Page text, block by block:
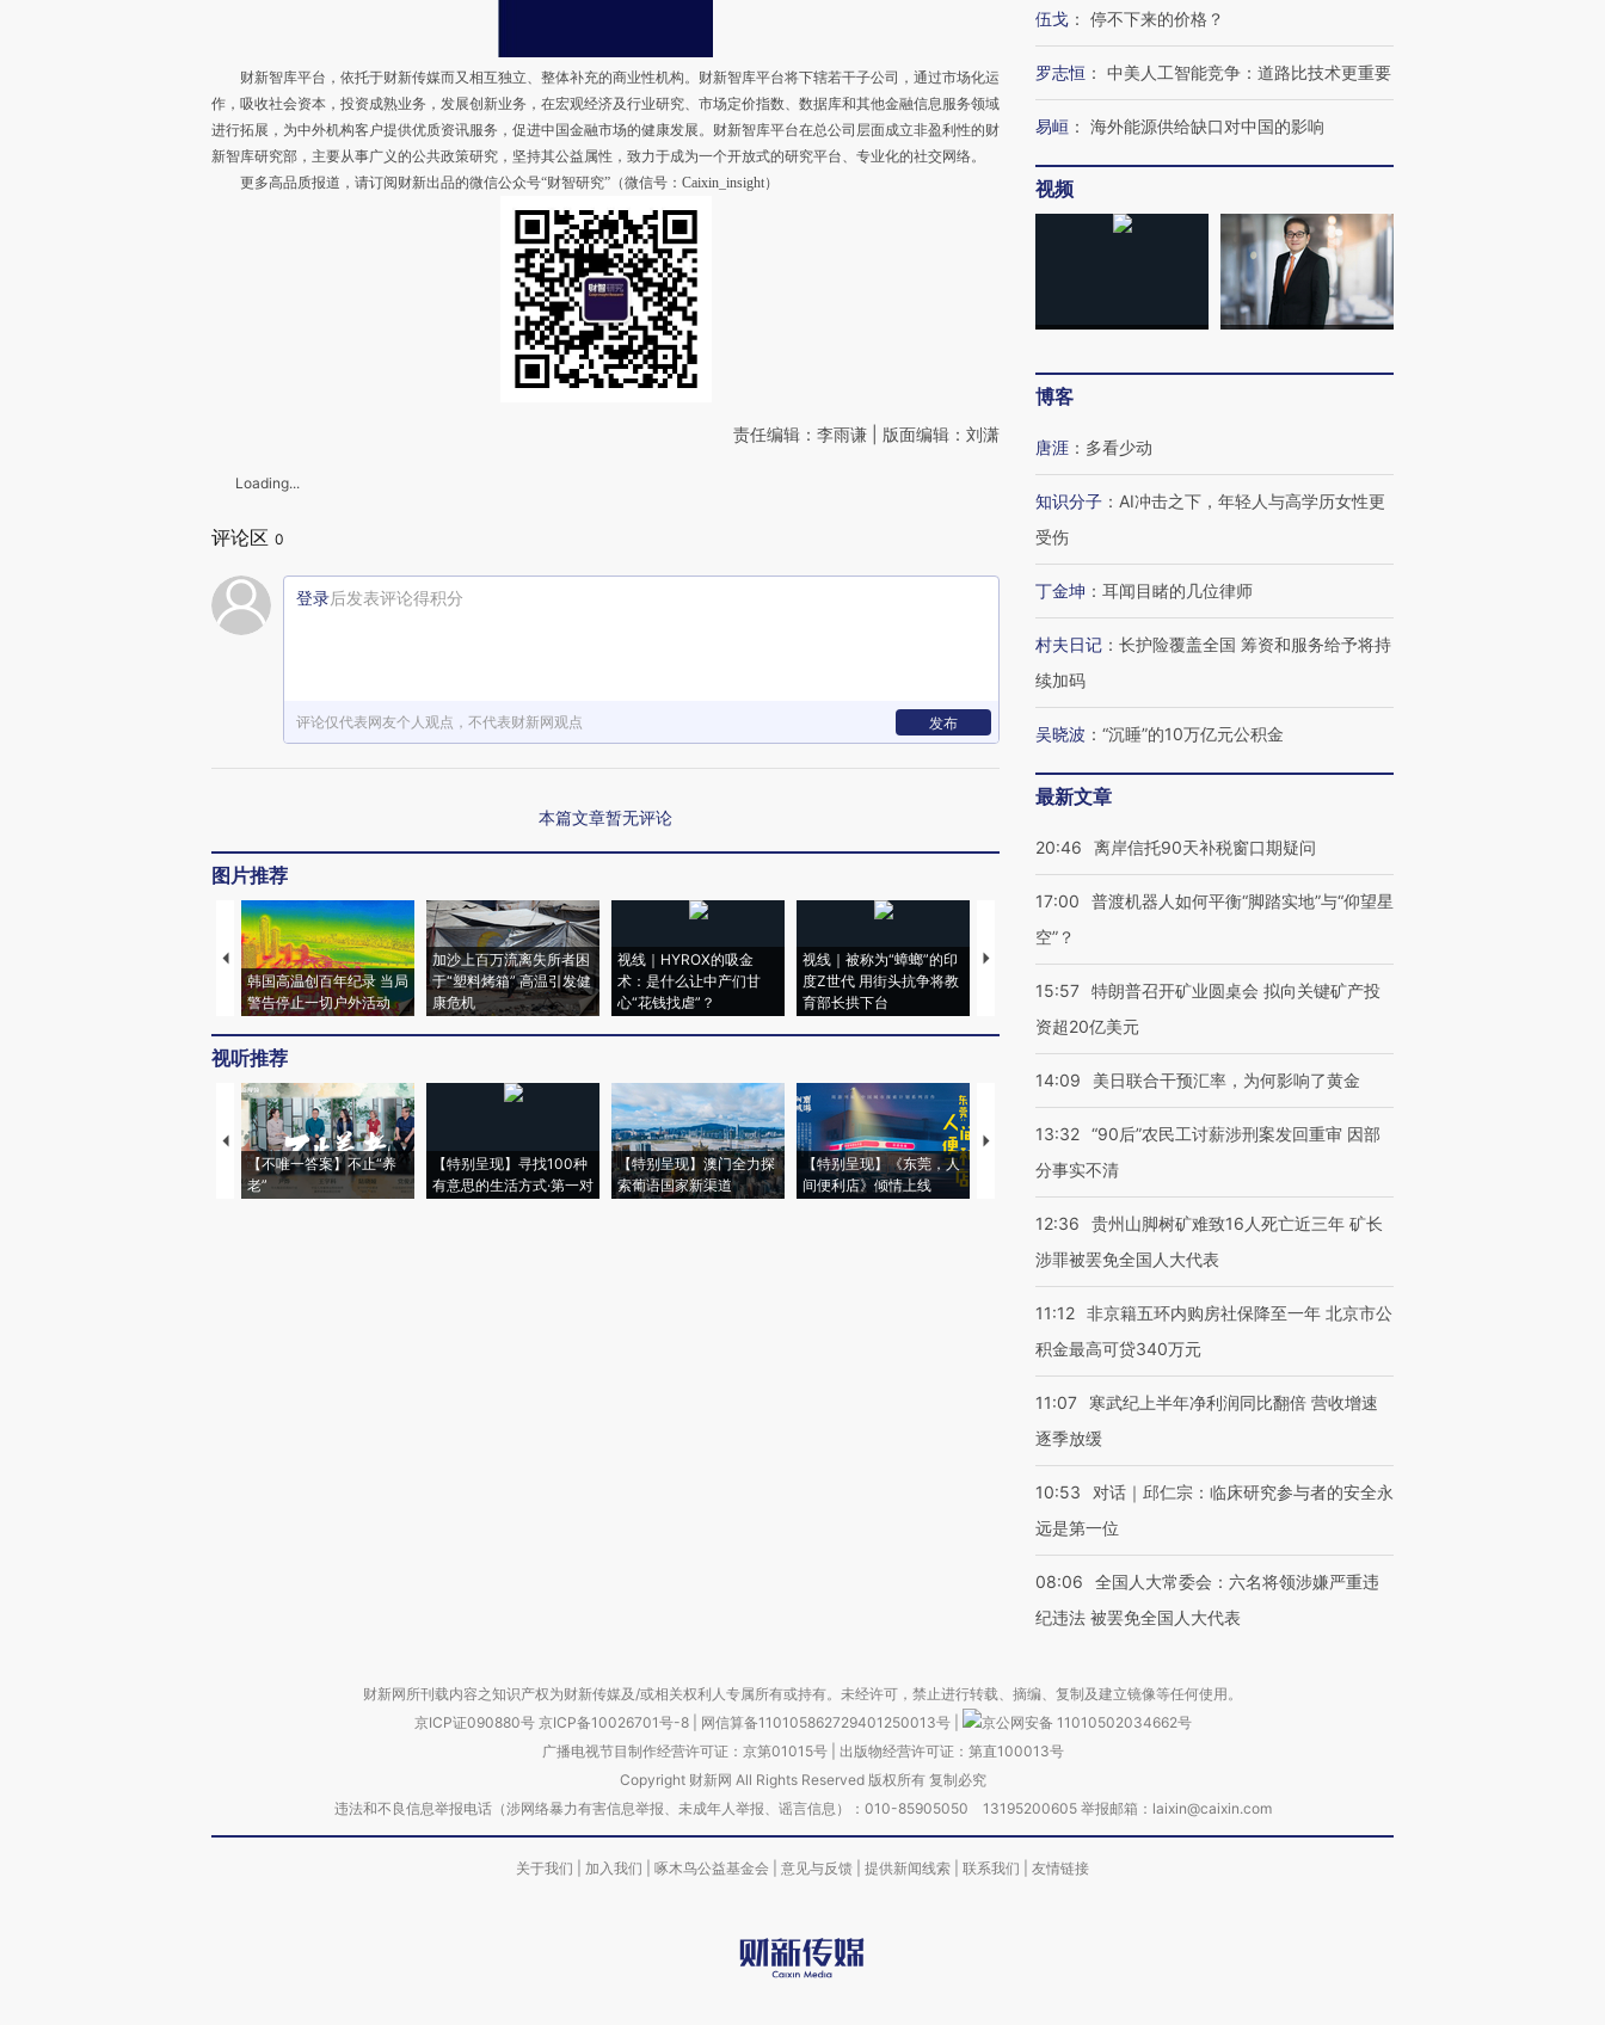
财新智库平台，依托于财新传媒而又相互独立、整体补充的商业性机构。财新智库平台将下辖若干子公司，通过市场化运
作，吸收社会资本，投资成熟业务，发展创新业务，在宏观经济及行业研究、市场定价指数、数据库和其他金融信息服务领域
进行拓展，为中外机构客户提供优质资讯服务，促进中国金融市场的健康发展。财新智库平台在总公司层面成立非盈利性的财
新智库研究部，主要从事广义的公共政策研究，坚持其公益属性，致力于成为一个开放式的研究平台、专业化的社交网络。
更多高品质报道，请订阅财新出品的微信公众号“财智研究”（微信号：Caixin_insight）
责任编辑：李雨谦 | 版面编辑：刘潇
Loading...
评论区 0
登录后发表评论得积分
评论仅代表网友个人观点，不代表财新网观点 发布
本篇文章暂无评论
图片推荐
韩国高温创百年纪录 当局
警告停止一切户外活动
加沙上百万流离失所者困
于“塑料烤箱” 高温引发健
康危机
视线｜HYROX的吸金
术：是什么让中产们甘
心“花钱找虐”？
视线｜被称为“蟑螂”的印
度Z世代 用街头抗争将教
育部长拱下台
视线｜“入侵”还是“人道危
机”？难民潮撕裂西班牙
飞地休达
湖北宜昌局部短时降雨
128毫米 紧急转移近
4000人
哈尔滨遭遇短时极端强降
雨 3小时累计雨量超80毫
米
视听推荐
【不唯一答案】不止“养
老”
【特别呈现】寻找100种
有意思的生活方式·第一对
【特别呈现】澳门全力探
索葡语国家新渠道
【特别呈现】《东莞，人
间便利店》倾情上线
【推广】走进第四届链博
会，让数智科技“链”接产
【商旅对话】华住集团
伍戈 ： 停不下来的价格？
罗志恒 ： 中美人工智能竞争：道路比技术更重要
易峘 ： 海外能源供给缺口对中国的影响
视频
博客
唐涯 ： 多看少动
知识分子 ： AI冲击之下，年轻人与高学历女性更
受伤
丁金坤 ： 耳闻目睹的几位律师
村夫日记 ： 长护险覆盖全国 筹资和服务给予将持
续加码
吴晓波 ： “沉睡”的10万亿元公积金
最新文章
20:46 离岸信托90天补税窗口期疑问
17:00
普渡机器人如何平衡“脚踏实地”与“仰望星
空”？
15:57 特朗普召开矿业圆桌会 拟向关键矿产投
资超20亿美元
14:09 美日联合干预汇率，为何影响了黄金
13:32 “90后”农民工讨薪涉刑案发回重审 因部
分事实不清
12:36
贵州山脚树矿难致16人死亡近三年 矿长
涉罪被罢免全国人大代表
11:12 非京籍五环内购房社保降至一年 北京市公
积金最高可贷340万元
11:07
寒武纪上半年净利润同比翻倍 营收增速
逐季放缓
10:53
对话｜邱仁宗：临床研究参与者的安全永
远是第一位
08:06
全国人大常委会：六名将领涉嫌严重违
纪违法 被罢免全国人大代表
财新网所刊载内容之知识产权为财新传媒及/或相关权利人专属所有或持有。未经许可，禁止进行转载、摘编、复制及建立镜像等任何使用。
京ICP证090880号 京ICP备10026701号-8 网信算备110105862729401250013号
京公网安备 11010502034662号
广播电视节目制作经营许可证：京第01015号| 出版物经营许可证：第直100013号
Copyright 财新网 All Rights Reserved 版权所有 复制必究
违法和不良信息举报电话（涉网络暴力有害信息举报、未成年人举报、谣言信息）：010-85905050 13195200605 举报邮箱：laixin@caixin.com
关于我们 加入我们 啄木鸟公益基金会 意见与反馈 提供新闻线索 联系我们 友情链接